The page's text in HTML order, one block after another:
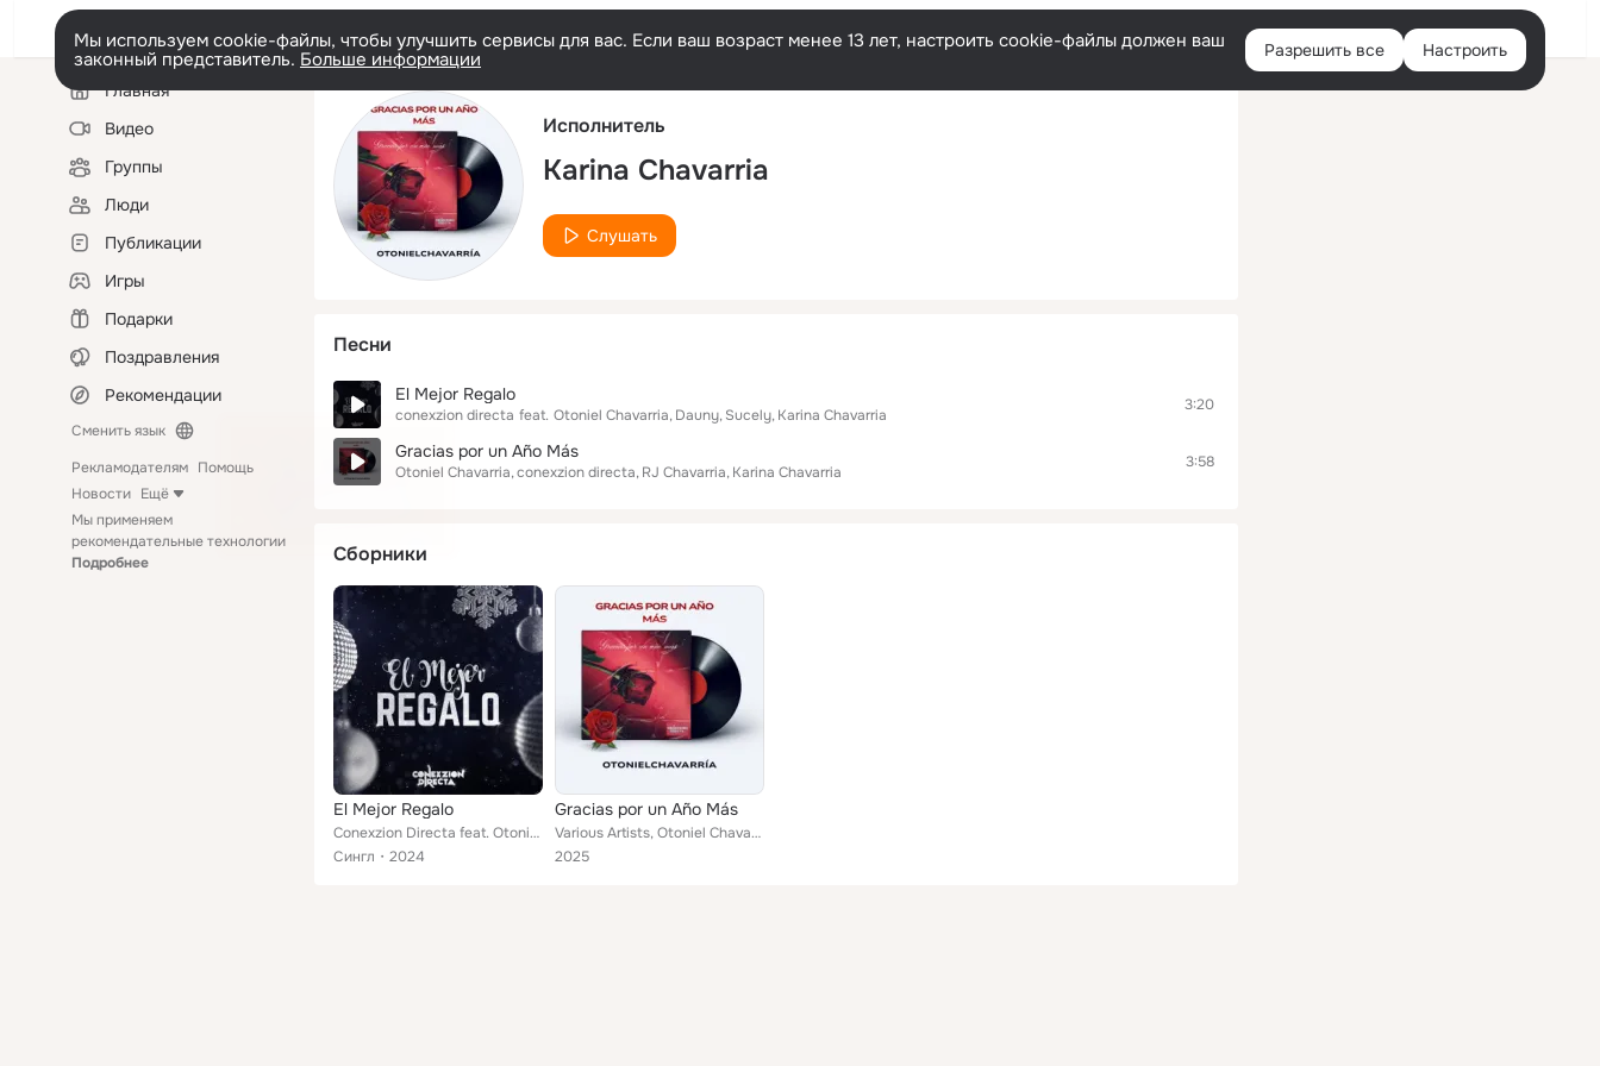
Русский Войти
Мы используем cookie-файлы, чтобы улучшить сервисы для вас. Если ваш возраст менее 13 лет, настроить cookie-файлы должен ваш
законный представитель. Больше информации Разрешить все Настроить
Левая
колонкаГлавная
Видео
Группы
Люди
Публикации
Игры
Подарки
Поздравления
Рекомендации
Сменить язык
Рекламодателям Помощь
Новости Ещё
Мы применяем
рекомендательные технологии
Подробнее
Исполнитель
Karina Chavarria
Слушать
Песни
El Mejor Regalo
conexzion directa feat. Otoniel Chavarria Dauny Sucely Karina Chavarria
3:20
Gracias por un Año Más
Otoniel Chavarria conexzion directa RJ Chavarria Karina Chavarria
3:58
Сборники
El Mejor Regalo
Conexzion Directa feat. Otoniel Chavarria, Dauny & Sucely, Karina Chavarria
Сингл
2024
Gracias por un Año Más
Various Artists, Otoniel Chavarria, Conexzion Directa, RJ Chavarria, Karina Chavarria
2025